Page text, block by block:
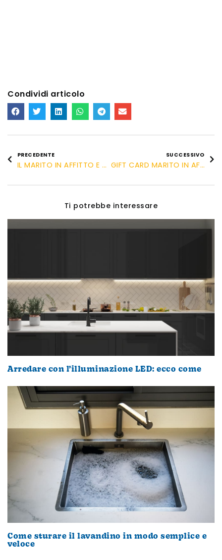
Condividi articolo
PRECEDENTE
IL MARITO IN AFFITTO E MI MANDA RAI 3
SUCCESSIVO
GIFT CARD MARITO IN AFFITTO – REGALO ORIGINALE!
Ti potrebbe interessare
Arredare con l’illuminazione LED: ecco come
Come sturare il lavandino in modo semplice e
veloce